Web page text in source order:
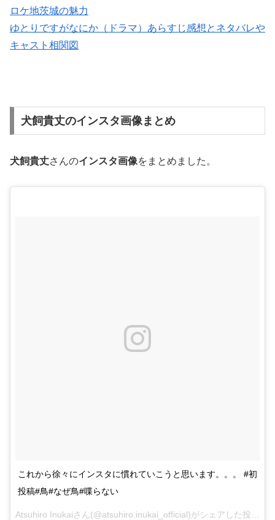
ロケ地茨城の魅力
ゆとりですがなにか（ドラマ）あらすじ感想とネタバレや
キャスト相関図
犬飼貴丈のインスタ画像まとめ
犬飼貴丈さんのインスタ画像をまとめました。
これから徐々にインスタに慣れていこうと思います。。。 #初
投稿#鳥#なぜ鳥#喋らない
Atsuhiro Inukaiさん(@atsuhiro.inukai_official)がシェアした投稿 –